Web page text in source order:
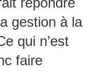
gestion à la
qui n’est
faire